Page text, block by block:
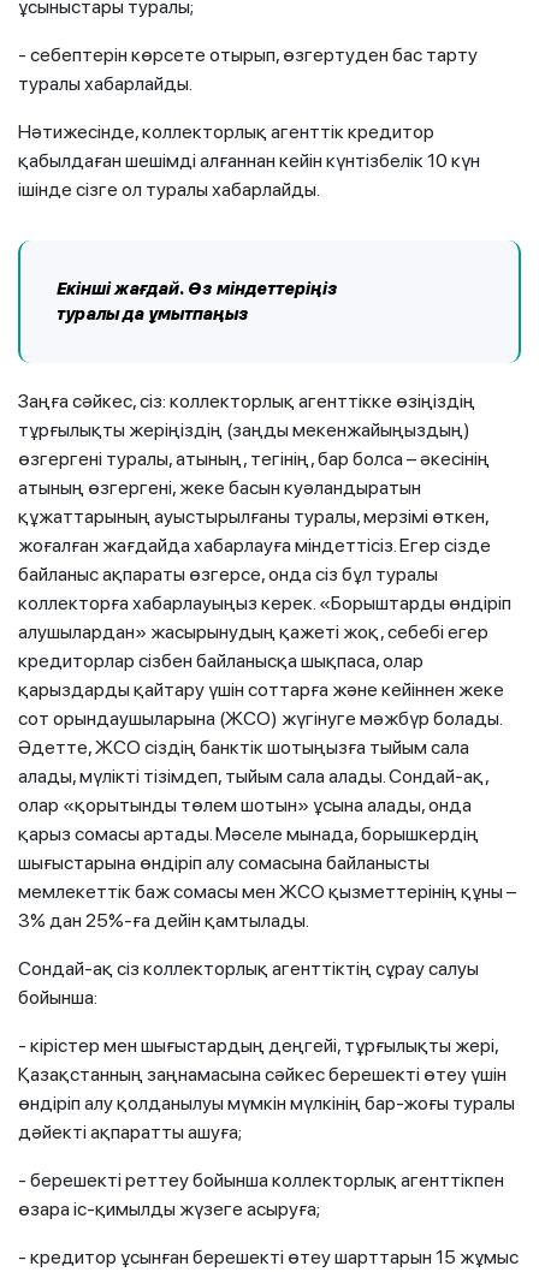
ұсыныстары туралы;
- себептерін көрсете отырып, өзгертуден бас тарту
туралы хабарлайды.
Нәтижесінде, коллекторлық агенттік кредитор
қабылдаған шешімді алғаннан кейін күнтізбелік 10 күн
ішінде сізге ол туралы хабарлайды.
Екіншіжағдай. Өз міндеттеріңіз
туралыда ұмытпаңыз
Заңға сәйкес, сіз: коллекторлық агенттікке өзіңіздің
тұрғылықты жеріңіздің (заңды мекенжайыңыздың)
өзгергені туралы, атының, тегінің, бар болса – әкесінің
атының өзгергені, жеке басын куәландыратын
құжаттарының ауыстырылғаны туралы, мерзімі өткен,
жоғалған жағдайда хабарлауға міндеттісіз. Егер сізде
байланыс ақпараты өзгерсе, онда сіз бұл туралы
коллекторға хабарлауыңыз керек. «Борыштарды өндіріп
алушылардан» жасырынудың қажеті жоқ, себебі егер
кредиторлар сізбен байланысқа шықпаса, олар
қарыздарды қайтару үшін соттарға және кейіннен жеке
сот орындаушыларына (ЖСО) жүгінуге мәжбүр болады.
Әдетте, ЖСО сіздің банктік шотыңызға тыйым сала
алады, мүлікті тізімдеп, тыйым сала алады. Сондай-ақ,
олар «қорытынды төлем шотын» ұсына алады, онда
қарыз сомасы артады. Мәселе мынада, борышкердің
шығыстарына өндіріп алу сомасына байланысты
мемлекеттік баж сомасы мен ЖСО қызметтерінің құны –
3% дан 25%-ға дейін қамтылады.
Сондай-ақ сіз коллекторлық агенттіктің сұрау салуы
бойынша:
- кірістер мен шығыстардың деңгейі, тұрғылықты жері,
Қазақстанның заңнамасына сәйкес берешекті өтеу үшін
өндіріп алу қолданылуы мүмкін мүлкінің бар-жоғы туралы
дәйекті ақпаратты ашуға;
- берешекті реттеу бойынша коллекторлық агенттікпен
өзара іс-қимылды жүзеге асыруға;
- кредитор ұсынған берешекті өтеу шарттарын 15 жұмыс